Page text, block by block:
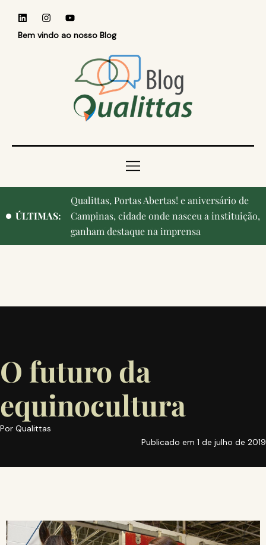
Bem vindo ao nosso Blog
ÚLTIMAS:
Qualittas, Portas Abertas! e aniversário de
Campinas, cidade onde nasceu a instituição,
ganham destaque na imprensa
O futuro da
equinocultura
Por Qualittas
Publicado em 1 de julho de 2019